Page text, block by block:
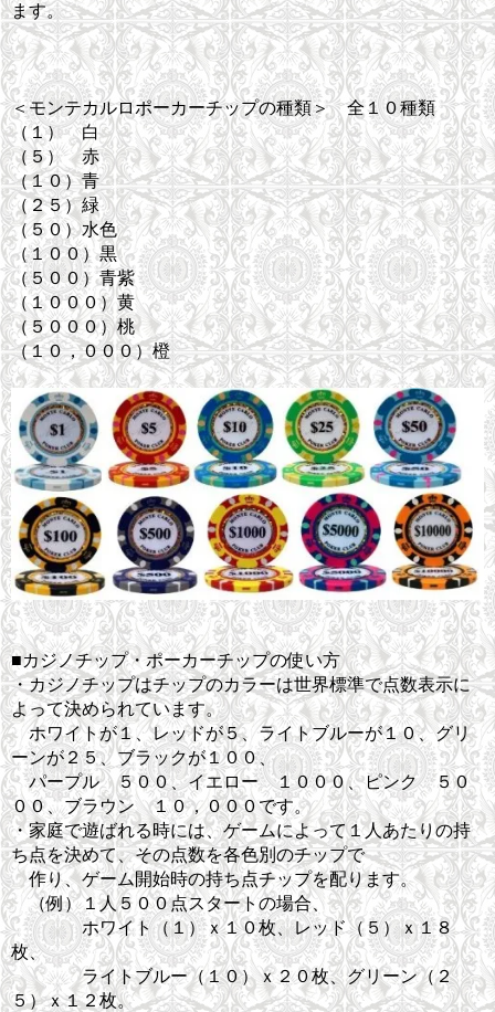
ます。
＜モンテカルロポーカーチップの種類＞ 全１０種類
（１） 白
（５） 赤
（１０）青
（２５）緑
（５０）水色
（１００）黒
（５００）青紫
（１０００）黄
（５０００）桃
（１０，０００）橙
■カジノチップ・ポーカーチップの使い方
・カジノチップはチップのカラーは世界標準で点数表示に
よって決められています。
ホワイトが１、レッドが５、ライトブルーが１０、グリ
ーンが２５、ブラックが１００、
パープル ５００、イエロー １０００、ピンク ５０
００、ブラウン １０，０００です。
・家庭で遊ばれる時には、ゲームによって１人あたりの持
ち点を決めて、その点数を各色別のチップで
作り、ゲーム開始時の持ち点チップを配ります。
（例）１人５００点スタートの場合、
ホワイト（１）ｘ１０枚、レッド（５）ｘ１８
枚、
ライトブルー（１０）ｘ２０枚、グリーン（２
５）ｘ１２枚。